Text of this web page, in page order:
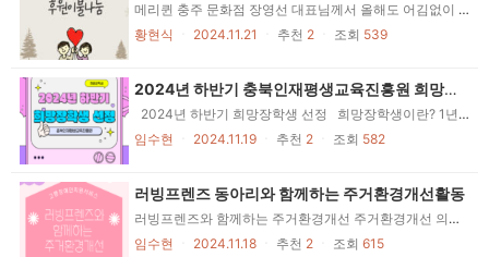
메리퀸 충주 문화점 장영선 대표님께서 올해도 어김없이 양모이불 10채를 후원해주셨습니다. 후원해주신 이불은 꼭 필요한 재가장애인 가정을 선정하여 직접 집으로 배달까지 완료하였습니다. 올 겨울 두툼한 이불로 따뜻하고 행복한 겨울을 보낼 수 있을 것 같습니다. 매년 겨울이 시작될 즘 잊지 않고 나눔활동으로 함께 사는 세상을 실천해 주시는 메리퀸 충주 문화점 장영선 대표님께 감사드립니다. 나눔활동 덕분에 올겨울도 따뜻하고 풍성하게 보낼 수 있을 것 같습니다
황현식
2024.11.21 추천 2 조회 539
2024년 하반기 충북인재평생교육진흥원 희망장학생 선정
2024년 하반기 희망장학생 선정 희망장학생이란? 1년 이상 충청북도에 주소를 두고 계속 거주하는 도민 또는 도민의 자녀로 학업 환경이 어려운 학생으로 학교 및 복지기관이 추천하여, 원하는 학업을 마칠 수 있도록 지원하는 장학금 받는 자를 말합니다. 최종선정 완료 김OO 100만원 선정, 안OO 70만원 선정, 이OO 70만원 선정, 임OO 70만원 선정 희망장학생 추천 충청북도장애인종합복지관에서는 학업의 의지가 보이는 학생 4명을 추천하여 4명 전부 장학생으로 선정되었으며, 각 70만원과 100만원이 학생 개인 계좌로 입금될 예정입니다. 감사합니다 2024년 하반기 희망장학생 추천할 수 있는 기회 덕분에 학생들이 학업에 더욱 더 열중할 수 있는 기회가 생겼습니다. 학생들이 꿈과 희망을 잃지 않도록 지원해주신 충북인재평생교육진흥원에 다시 한 번 감사합니다!
임수현
2024.11.19 추천 2 조회 582
러빙프렌즈 동아리와 함께하는 주거환경개선활동
러빙프렌즈와 함께하는 주거환경개선 주거환경개선 의뢰 및 전 집이 지어진지 60년 이상되어 많이 노후 된 상태에서 30년 점게 거주하고 있어, 건강 및 안전에 걱정이 되어 의뢰 들어옴 주거환경개선 중 서로돕기시민협회 분들도 주거환경개선에 힘써주어, 빠르게 진행할 수 있었습니다. 주거환경개선 후 도배공사가 끝난 후, 거주하는 어르신이 신경을 많이 써주어서 고맙다는 연락이 왔습니다. 러빙프렌즈와 함께하는 주거환경개선 활동 총 3회를 끝으로 2024년도 한 해를 마무리하게 되었습니다. 쉽지 않은 활동이었지만, 러빙프렌즈(국립교통대학교 동아리)와 서로돕기시민협회의 도움으로 주거환경개선을 할 수 있었습니다. 올 한 해 정말 감사하고, 수고 많으셨습니다!
임수현
2024.11.18 추천 2 조회 615